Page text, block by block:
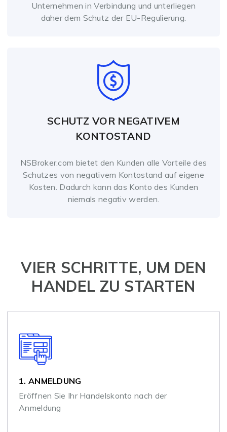
Unternehmen in Verbindung und unterliegen
daher dem Schutz der EU-Regulierung.
SCHUTZ VOR NEGATIVEM
KONTOSTAND
NSBroker.com bietet den Kunden alle Vorteile des
Schutzes von negativem Kontostand auf eigene
Kosten. Dadurch kann das Konto des Kunden
niemals negativ werden.
VIER SCHRITTE, UM DEN
HANDEL ZU STARTEN
1. ANMELDUNG
Eröffnen Sie Ihr Handelskonto nach der
Anmeldung